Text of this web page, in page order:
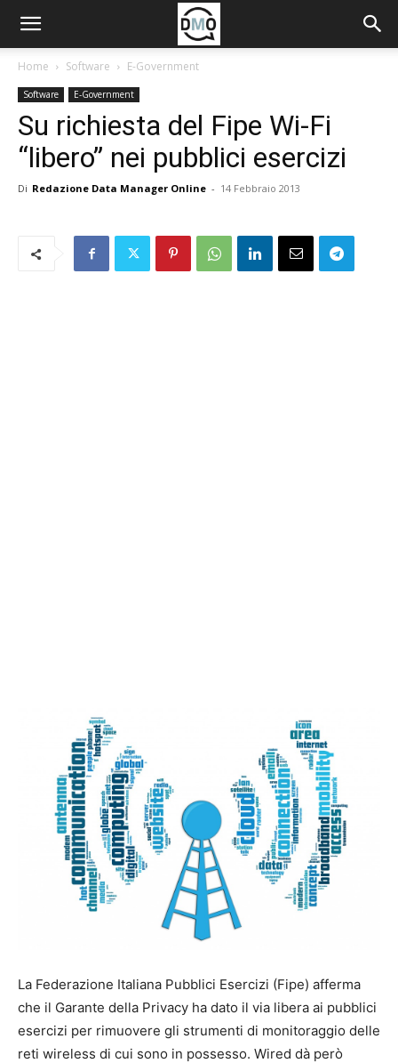
Home Software E-Government
Software E-Government
Su richiesta del Fipe Wi-Fi
“libero” nei pubblici esercizi
Di Redazione Data Manager Online - 14 Febbraio 2013
La Federazione Italiana Pubblici Esercizi (Fipe) afferma
che il Garante della Privacy ha dato il via libera ai pubblici
esercizi per rimuovere gli strumenti di monitoraggio delle
reti wireless di cui sono in possesso. Wired dà però